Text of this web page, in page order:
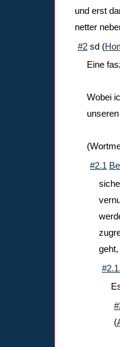
und erst
netter
#2 sd (
Eine
Wobei
#2.1
(